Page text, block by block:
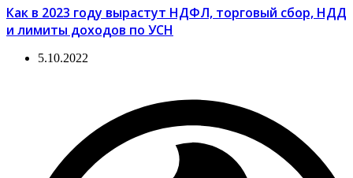
Как в 2023 году вырастут НДФЛ, торговый сбор, НДД
и лимиты доходов по УСН
5.10.2022